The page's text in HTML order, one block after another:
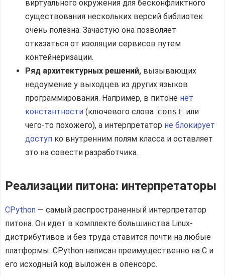
виртуального окружения для бесконфликтного
существования нескольких версий библиотек
очень полезна. Зачастую она позволяет
отказаться от изоляции сервисов путем
контейнеризации.
Ряд архитектурных решений, вызывающих
недоумение у выходцев из других языков
программирования. Например, в питоне нет
константности (ключевого слова const или
чего-то похожего), а интерпретатор не блокирует
доступ ко внутренним полям класса и оставляет
это на совести разработчика.
Реализации питона: интерпретаторы
CPython — самый распространенный интерпретатор
питона. Он идет в комплекте большинства Linux-
дистрибутивов и без труда ставится почти на любые
платформы. CPython написан преимущественно на C и
его исходный код выложен в опенсорс.